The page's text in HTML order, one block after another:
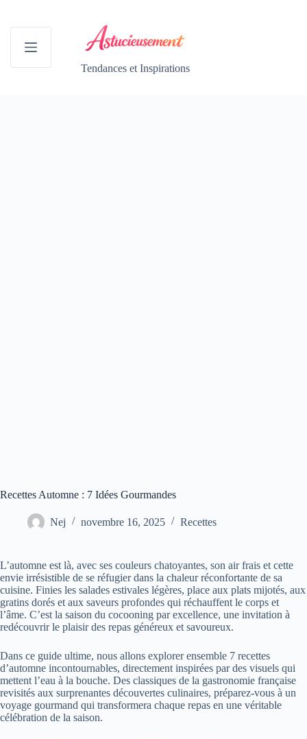
contenu
Tendances et Inspirations
Recettes Automne : 7 Idées Gourmandes
Nej novembre 16, 2025 Recettes
L’automne est là, avec ses couleurs chatoyantes, son air frais et cette
envie irrésistible de se réfugier dans la chaleur réconfortante de sa
cuisine. Finies les salades estivales légères, place aux plats mijotés, aux
gratins dorés et aux saveurs profondes qui réchauffent le corps et
l’âme. C’est la saison du cocooning par excellence, une invitation à
redécouvrir le plaisir des repas généreux et savoureux.
Dans ce guide ultime, nous allons explorer ensemble 7 recettes
d’automne incontournables, directement inspirées par des visuels qui
mettent l’eau à la bouche. Des classiques de la gastronomie française
revisités aux surprenantes découvertes culinaires, préparez-vous à un
voyage gourmand qui transformera chaque repas en une véritable
célébration de la saison.